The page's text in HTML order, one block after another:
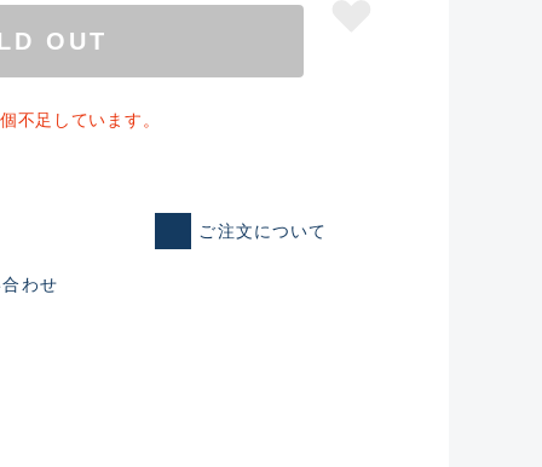
れた未使用
OUT
不足しています。
ご注文について
わせ